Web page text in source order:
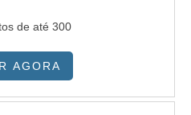
de até 300
AGORA